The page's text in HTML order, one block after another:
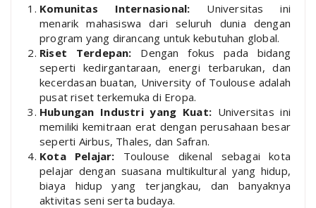
Komunitas Internasional: Universitas ini
menarik mahasiswa dari seluruh dunia dengan
program yang dirancang untuk kebutuhan global.
Riset Terdepan: Dengan fokus pada bidang
seperti kedirgantaraan, energi terbarukan, dan
kecerdasan buatan, University of Toulouse adalah
pusat riset terkemuka di Eropa.
Hubungan Industri yang Kuat:Universitas ini
memiliki kemitraan erat dengan perusahaan besar
seperti Airbus, Thales, dan Safran.
Kota Pelajar: Toulouse dikenal sebagai kota
pelajar dengan suasana multikultural yang hidup,
biaya hidup yang terjangkau, dan banyaknya
aktivitas seni serta budaya.